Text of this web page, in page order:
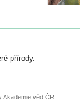
přírody.
věd ČR.